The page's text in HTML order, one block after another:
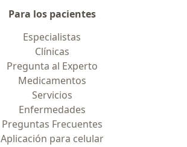
Para los pacientes
Especialistas
Clínicas
Pregunta al Experto
Medicamentos
Servicios
Enfermedades
Preguntas Frecuentes
Aplicación para celular